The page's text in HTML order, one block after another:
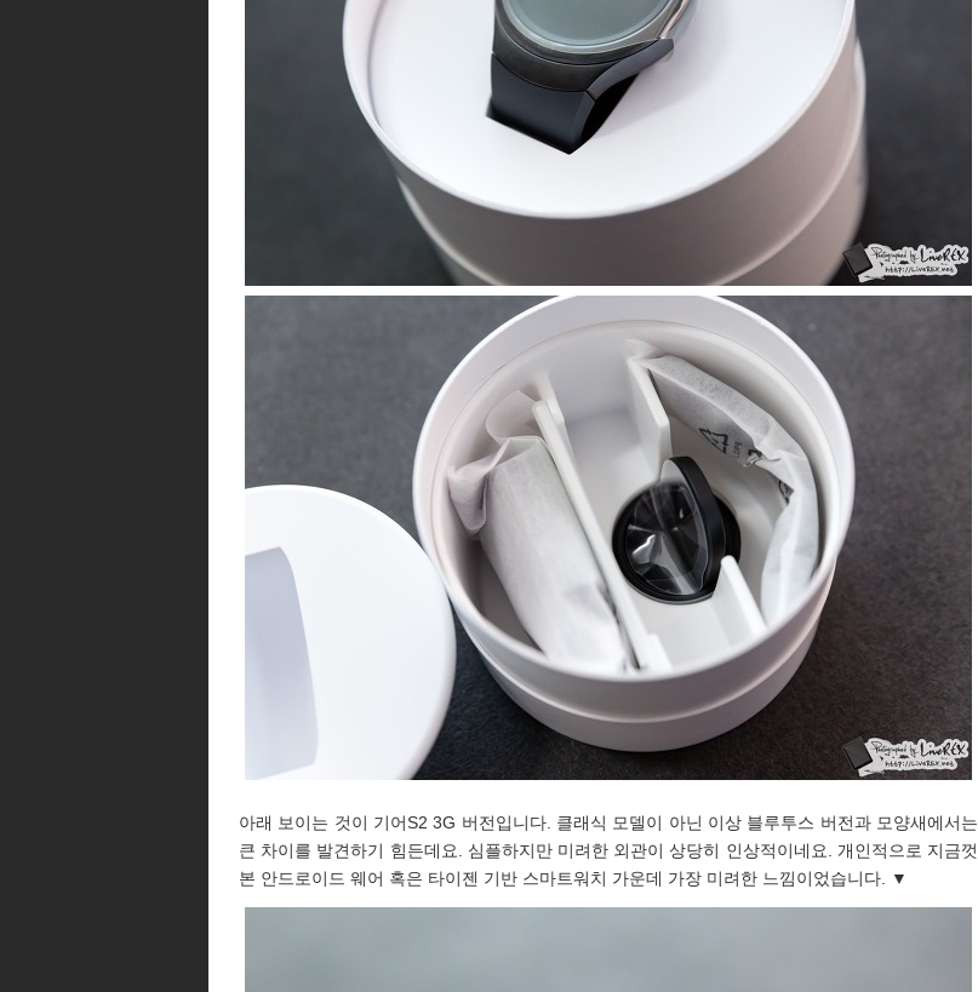
아래 보이는 것이 기어S2 3G 버전입니다. 클래식 모델이 아닌 이상 블루투스 버전과 모양새에서는
큰 차이를 발견하기 힘든데요. 심플하지만 미려한 외관이 상당히 인상적이네요. 개인적으로 지금껏
본 안드로이드 웨어 혹은 타이젠 기반 스마트워치 가운데 가장 미려한 느낌이었습니다. ▼